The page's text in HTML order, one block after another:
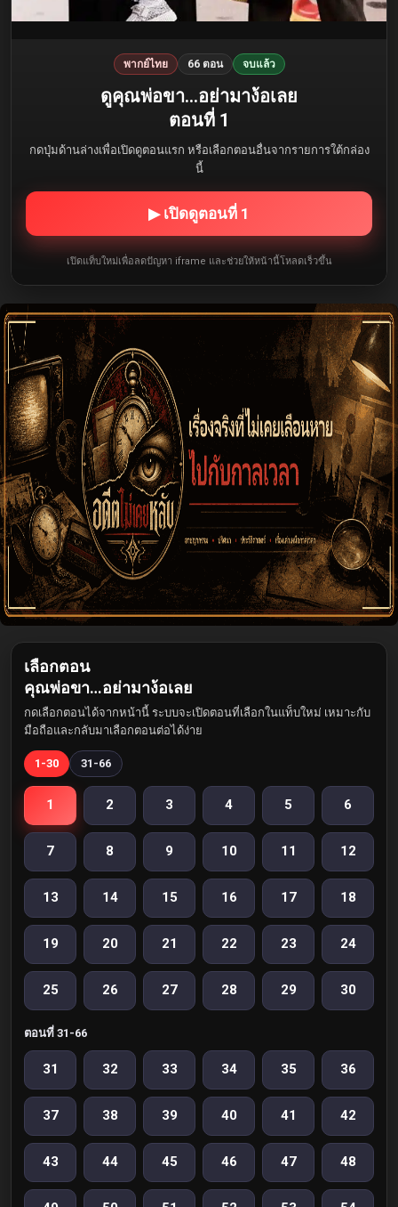
พากย์ไทย 66 ตอน จบแล้ว
ดูคุณพ่อขา…อย่ามาง้อเลย
ตอนที่ 1
กดปุ่มด้านล่างเพื่อเปิดดูตอนแรก หรือเลือกตอนอื่นจากรายการใต้กล่อง
นี้
▶ เปิดดูตอนที่ 1
เปิดแท็บใหม่เพื่อลดปัญหา iframe และช่วยให้หน้านี้โหลดเร็วขึ้น
เลือกตอน
คุณพ่อขา…อย่ามาง้อเลย
กดเลือกตอนได้จากหน้านี้ ระบบจะเปิดตอนที่เลือกในแท็บใหม่ เหมาะกับ
มือถือและกลับมาเลือกตอนต่อได้ง่าย
1-30 31-66
1 2 3 4 5 6
7 8 9 10 11 12
13 14 15 16 17 18
19 20 21 22 23 24
25 26 27 28 29 30
ตอนที่ 31-66
31 32 33 34 35 36
37 38 39 40 41 42
43 44 45 46 47 48